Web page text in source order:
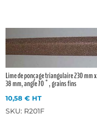
Lime de ponçage triangulaire 230 mm x
38 mm, angle 70°, grains fins
10,58€ HT
SKU: R201F